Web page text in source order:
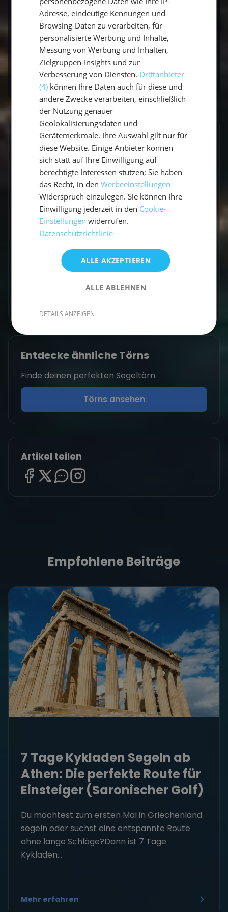
Muss ich als Gast mitarbeiten?
Willst du selbst das Ruder übernehmen? Mit
unseremSkippertrainingwirst du fit fürs
eigene Kommando.
GESCHRIEBEN VON
Lucas Schmitt
Travel Experte
Ich bin Lucas, Travel Experte und war schon
auf allen Kontinenten unterwegs. Ich Liebe das
Segeln und Nehme euch gerne mit auf meine
Entdecke ähnliche Törns
Finde deinen perfekten Segeltörn
Törns ansehen
Artikel teilen
Empfohlene Beiträge
7 Tage Kykladen Segeln ab
Athen: Die perfekte Route für
Einsteiger (Saronischer Golf)
Du möchtest zum ersten Mal in Griechenland
segeln oder suchst eine entspannte Route
ohne lange Schläge?Dann ist 7 Tage
Kykladen...
Mehr erfahren
Adresse, eindeutige Kennungen und
Browsing-Daten zu verarbeiten, für
personalisierte Werbung und Inhalte,
Messung von Werbung und Inhalten,
Zielgruppen-Insights und zur
Verbesserung von Diensten. Drittanbieter
(4) können Ihre Daten auch für diese und
andere Zwecke verarbeiten, einschließlich
der Nutzung genauer
Geolokalisierungsdaten und
Gerätemerkmale. Ihre Auswahl gilt nur für
diese Website. Einige Anbieter können
sich statt auf Ihre Einwilligung auf
berechtigte Interessen stützen; Sie haben
das Recht, in denWerbeeinstellungen
Widerspruch einzulegen. Sie können Ihre
Einwilligung jederzeit in den Cookie-
Einstellungen widerrufen.
Datenschutzrichtlinie
ALLE AKZEPTIEREN
ALLE ABLEHNEN
DETAILS ANZEIGEN